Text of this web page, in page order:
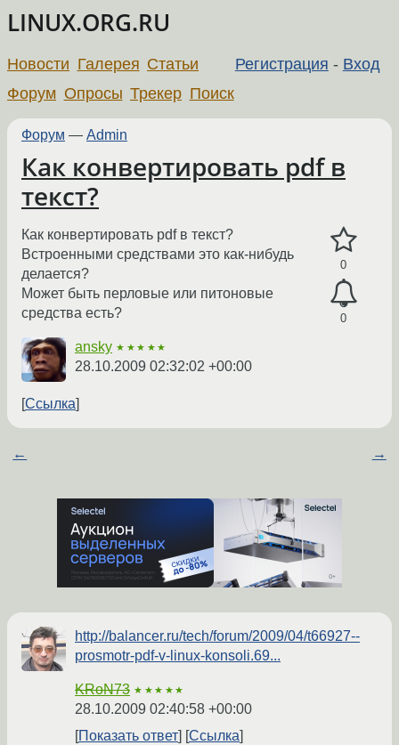
LINUX.ORG.RU
Регистрация - Вход
Новости Галерея Статьи
Форум Опросы Трекер Поиск
Форум — Admin
Как конвертировать pdf в
текст?
0
0
Как конвертировать pdf в текст?
Встроенными средствами это как-нибудь
делается?
Может быть перловые или питоновые
средства есть?
ansky ★★★★★
28.10.2009 02:32:02 +00:00
Ссылка
← →
http://balancer.ru/tech/forum/2009/04/t66927--
prosmotr-pdf-v-linux-konsoli.69...
KRoN73 ★★★★★
28.10.2009 02:40:58 +00:00
Показать ответ
Ссылка